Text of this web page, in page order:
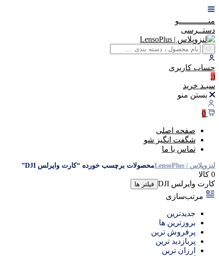
منــــــــــــو
دستــرسی
حساب کاربری
(:
سبـد خرید
بستن منو
0
صفحه اصلی
شگفت انگیز شو
تماس با ما
لنزوپلاس | LensoPlus محصولات برچسب خورده “کارت وایرلس DJI”
0 کالا
کارت وایرلس DJI
فیلتر ها
مرتب‌سازی
جدیدترین
بروزترین ها
پرفروش ترین
پربازدید ترین
ارزان ترین